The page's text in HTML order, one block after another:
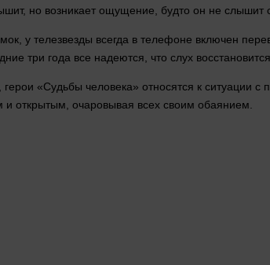
но возникает ощущение , будто он не слышит
у телезвезды всегда в телефоне включен
три года все надеются, что слух
«Судьбы человека» относятся к ситуации
открытым, очаровывая всех своим обаянием.